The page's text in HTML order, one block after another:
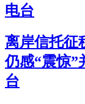
电台
离岸信托征
仍感“震惊”
台